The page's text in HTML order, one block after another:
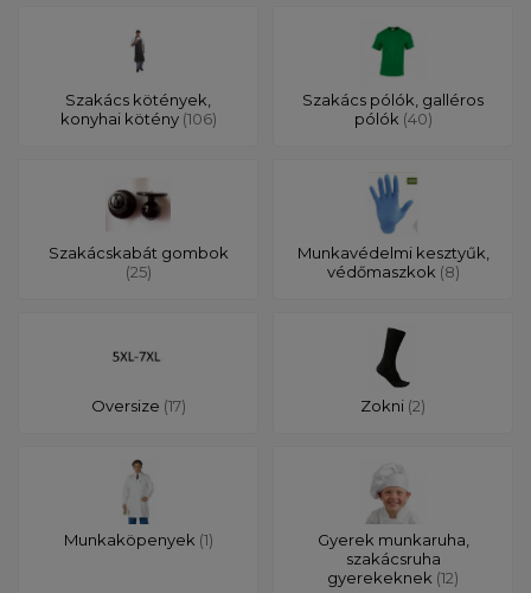
Szakács kötények,
konyhai kötény (106)
Szakács pólók, galléros
pólók (40)
Szakácskabát gombok
(25)
Munkavédelmi kesztyűk,
védőmaszkok (8)
Oversize (17) Zokni (2)
Munkaköpenyek (1)
Gyerek munkaruha,
szakácsruha
gyerekeknek (12)